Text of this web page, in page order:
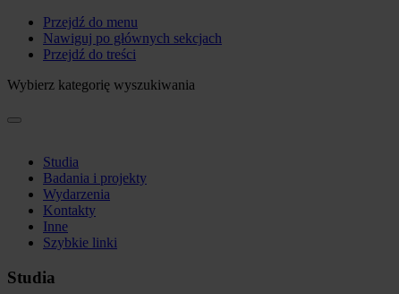
Przejdź do menu
Nawiguj po głównych sekcjach
Przejdź do treści
Wybierz kategorię wyszukiwania
Studia
Badania i projekty
Wydarzenia
Kontakty
Inne
Szybkie linki
Studia